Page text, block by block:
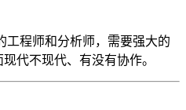
工程师和分析师，需要强大的
代不现代、有没有协作。